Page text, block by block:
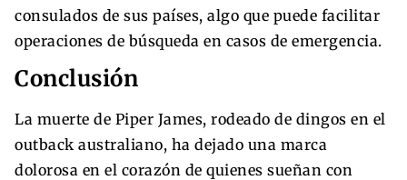
consulados de sus países, algo que puede facilitar
operaciones de búsqueda en casos de emergencia.
Conclusión
La muerte de Piper James, rodeado de dingos en el
outback australiano, ha dejado una marca
dolorosa en el corazón de quienes sueñan con